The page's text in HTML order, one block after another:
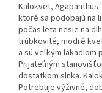
Kalokvet, Agapanthus
ktoré sa podobajú na
počas leta nesie na
trúbkovité, modré
a sú veľkým lákadlom
Prijateľným
dostatkom slnka.
Potrebuje výživné,